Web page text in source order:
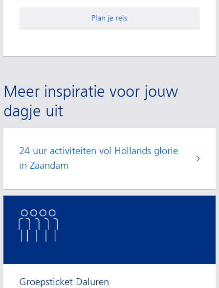
Plan je reis
Meer inspiratie voor jouw
dagje uit
24 uur activiteiten vol Hollands glorie
in Zaandam
Groepsticket Daluren